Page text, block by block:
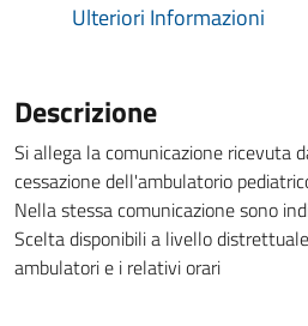
Ulteriori Informazioni
Descrizione
Si allega la comunicazione ricevuta
cessazione dell'ambulatorio
Nella stessa comunicazione sono
Scelta disponibili a livello
ambulatori e i relativi orari